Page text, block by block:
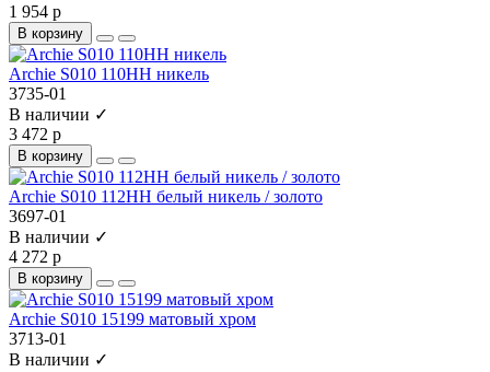
1 954 р
В корзину
Archie S010 110HH никель
3735-01
В наличии ✓
3 472 р
В корзину
Archie S010 112HH белый никель / золото
3697-01
В наличии ✓
4 272 р
В корзину
Archie S010 15199 матовый хром
3713-01
В наличии ✓